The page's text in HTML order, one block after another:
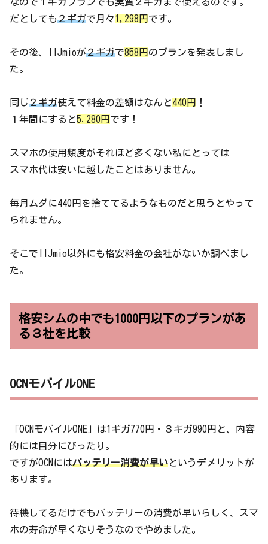
なので１ギガプランでも実質２ギガまで使えるのです。
だとしても２ギガで月々1,298円 です。
その後、IIJmioが２ギガで858円 のプランを発表しまし
た。
同じ２ギガ使えて料金の差額はなんと440円 ！
１年間にすると5,280円 です！
スマホの使用頻度がそれほど多くない私にとっては
スマホ代は安いに越したことはありません。
毎月ムダに440円を捨ててるようなものだと思うとやって
られません。
そこでIIJmio以外にも格安料金の会社がないか調べまし
た。
格安シムの中でも1000円以下のプランがあ
る３社を比較
OCNモバイルONE
「OCNモバイルONE」は1ギガ770円・３ギガ990円と、内容
的には自分にぴったり。
ですがOCNにはバッテリー消費が早いというデメリットが
あります。
待機してるだけでもバッテリーの消費が早いらしく、スマ
ホの寿命が早くなりそうなのでやめました。